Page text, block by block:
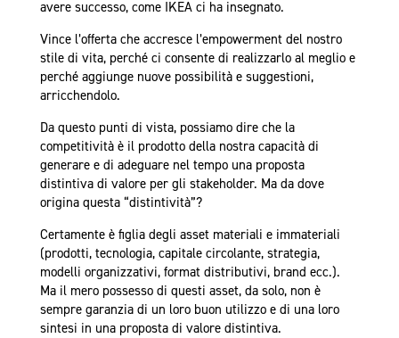
avere successo, come IKEA ci ha insegnato.
Vince l’offerta che accresce l’empowerment del nostro
stile di vita, perché ci consente di realizzarlo al meglio e
perché aggiunge nuove possibilità e suggestioni,
arricchendolo.
Da questo punti di vista, possiamo dire che la
competitività è il prodotto della nostra capacità di
generare e di adeguare nel tempo una proposta
distintiva di valore per gli stakeholder. Ma da dove
origina questa “distintività”?
Certamente è figlia degli asset materiali e immateriali
(prodotti, tecnologia, capitale circolante, strategia,
modelli organizzativi, format distributivi, brand ecc.).
Ma il mero possesso di questi asset, da solo, non è
sempre garanzia di un loro buon utilizzo e di una loro
sintesi in una proposta di valore distintiva.